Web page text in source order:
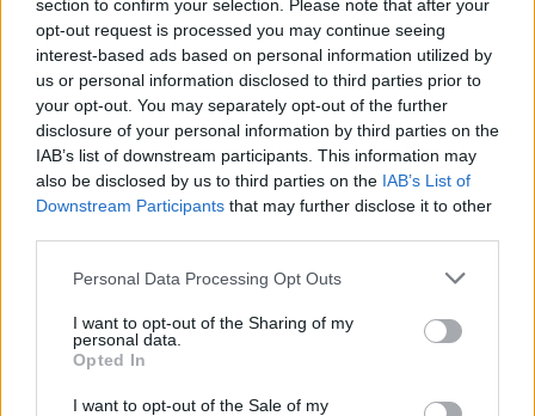
section to confirm your selection. Please note that after your
opt-out request is processed you may continue seeing
interest-based ads based on personal information utilized by
us or personal information disclosed to third parties prior to
your opt-out. You may separately opt-out of the further
disclosure of your personal information by third parties on the
IAB’s list of downstream participants. This information may
also be disclosed by us to third parties on the IAB’s List of
Downstream Participants that may further disclose it to other
Personal Data Processing Opt Outs
I want to opt-out of the Sharing of my
personal data.
Opted In
I want to opt-out of the Sale of my
ΠΕΡΙΣΣΌΤΕΡΑ ΣΕ ΑΥΤΉ ΤΗΝ ΚΑΤΗΓΟΡΊΑ
Αλεξιάδης: Στο ιατρείο της
ΣΥΡΙΖΑ- Κατέρρευσε στη
συνεδρίαση της ΚΟ
Σκρέκας στη Λέσβο:
Προτεραιότητά μας η
στήριξη των νησιωτικών
και ακριτικών περιοχών